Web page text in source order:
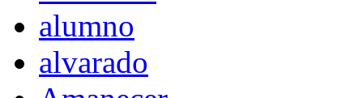
alumno
alvarado